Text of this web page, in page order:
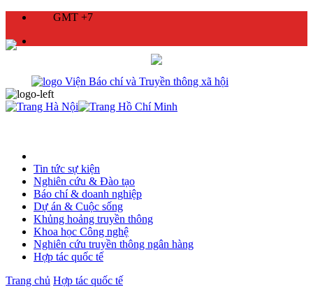
GMT +7
Tin tức sự kiện
Nghiên cứu & Đào tạo
Báo chí & doanh nghiệp
Dự án & Cuộc sống
Khủng hoảng truyền thông
Khoa học Công nghệ
Nghiên cứu truyền thông ngân hàng
Hợp tác quốc tế
Trang chủ Hợp tác quốc tế